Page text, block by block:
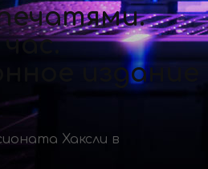
издание
Хаксли в